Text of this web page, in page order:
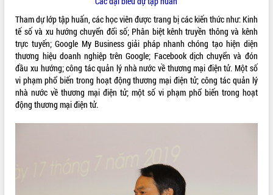
Tham dự lớp tập huấn, các học viên được trang bị các kiến thức như: Kinh
tế số và xu hướng chuyển đổi số; Phân biệt kênh truyền thông và kênh
trực tuyến; Google My Business giải pháp nhanh chóng tạo hiện diện
thương hiệu doanh nghiệp trên Google; Facebook dịch chuyển và đón
đầu xu hướng; công tác quản lý nhà nước về thương mại điện tử. Một số
vi phạm phổ biến trong hoạt động thương mại điện tử; công tác quản lý
nhà nước về thương mại điện tử; một số vi phạm phổ biến trong hoạt
động thương mại điện tử.